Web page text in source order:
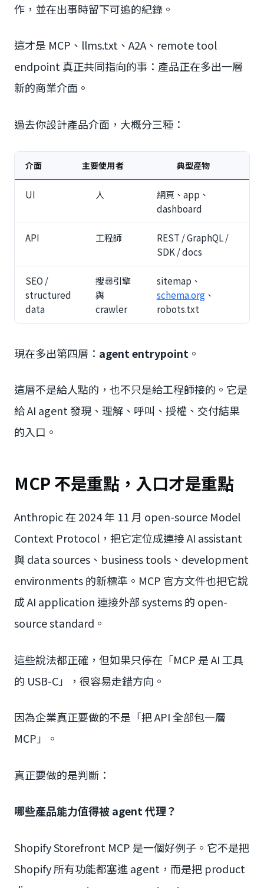
作，並在出事時留下可追的紀錄。
這才是 MCP、llms.txt、A2A、remote tool
endpoint 真正共同指向的事：產品正在多出一層
新的商業介面。
過去你設計產品介面，大概分三種：
介面 主要使用者 典型產物
UI 人
網頁、app、
dashboard
API 工程師
REST / GraphQL /
SDK / docs
SEO /
structured
data
搜尋引擎
與
crawler
sitemap、
schema.org、
robots.txt
現在多出第四層： agent entrypoint 。
這層不是給人點的，也不只是給工程師接的。它是
給 AI agent 發現、理解、呼叫、授權、交付結果
的入口。
MCP 不是重點，入口才是重點
Anthropic 在 2024 年 11 月 open-source Model
Context Protocol，把它定位成連接 AI assistant
與 data sources、business tools、development
environments 的新標準。MCP 官方文件也把它說
成 AI application 連接外部 systems 的 open-
source standard。
這些說法都正確，但如果只停在「MCP 是 AI 工具
的 USB-C」，很容易走錯方向。
因為企業真正要做的不是「把 API 全部包一層
MCP」。
真正要做的是判斷：
哪些產品能力值得被 agent 代理？
Shopify Storefront MCP 是一個好例子。它不是把
Shopify 所有功能都塞進 agent，而是把 product